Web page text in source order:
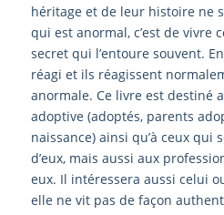
héritage et de leur histoire ne
qui est anormal, c’est de vivre
secret qui l’entoure souvent.
réagi et ils réagissent
anormale. Ce livre est destiné
adoptive (adoptés, parents
naissance) ainsi qu’à ceux qui
d’eux, mais aussi aux
eux. Il intéressera aussi celui
elle ne vit pas de façon